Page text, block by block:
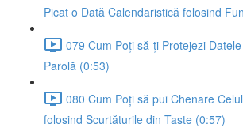
Picat o Dată Calendaristică folosind
079 Cum Poți să-ți Protejezi
Parolă (0:53)
080 Cum Poți să pui Chenare
folosind Scurtăturile din Taste (0:57)